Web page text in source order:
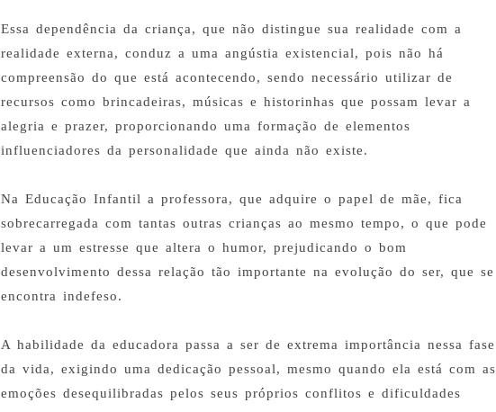
Essa dependência da criança, que não distingue sua realidade com a
realidade externa, conduz a uma angústia existencial, pois não há
compreensão do que está acontecendo, sendo necessário utilizar de
recursos como brincadeiras, músicas e historinhas que possam levar a
alegria e prazer, proporcionando uma formação de elementos
influenciadores da personalidade que ainda não existe.
Na Educação Infantil a professora, que adquire o papel de mãe, fica
sobrecarregada com tantas outras crianças ao mesmo tempo, o que pode
levar a um estresse que altera o humor, prejudicando o bom
desenvolvimento dessa relação tão importante na evolução do ser, que se
encontra indefeso.
A habilidade da educadora passa a ser de extrema importância nessa fase
da vida, exigindo uma dedicação pessoal, mesmo quando ela está com as
emoções desequilibradas pelos seus próprios conflitos e dificuldades